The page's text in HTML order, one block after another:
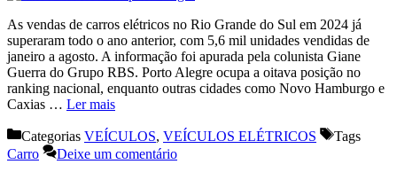
As vendas de carros elétricos no Rio Grande do Sul em 2024 já
superaram todo o ano anterior, com 5,6 mil unidades vendidas de
janeiro a agosto. A informação foi apurada pela colunista Giane
Guerra do Grupo RBS. Porto Alegre ocupa a oitava posição no
ranking nacional, enquanto outras cidades como Novo Hamburgo e
Caxias … Ler mais
Categorias VEÍCULOS, VEÍCULOS ELÉTRICOS
Tags
Carro
Deixe um comentário